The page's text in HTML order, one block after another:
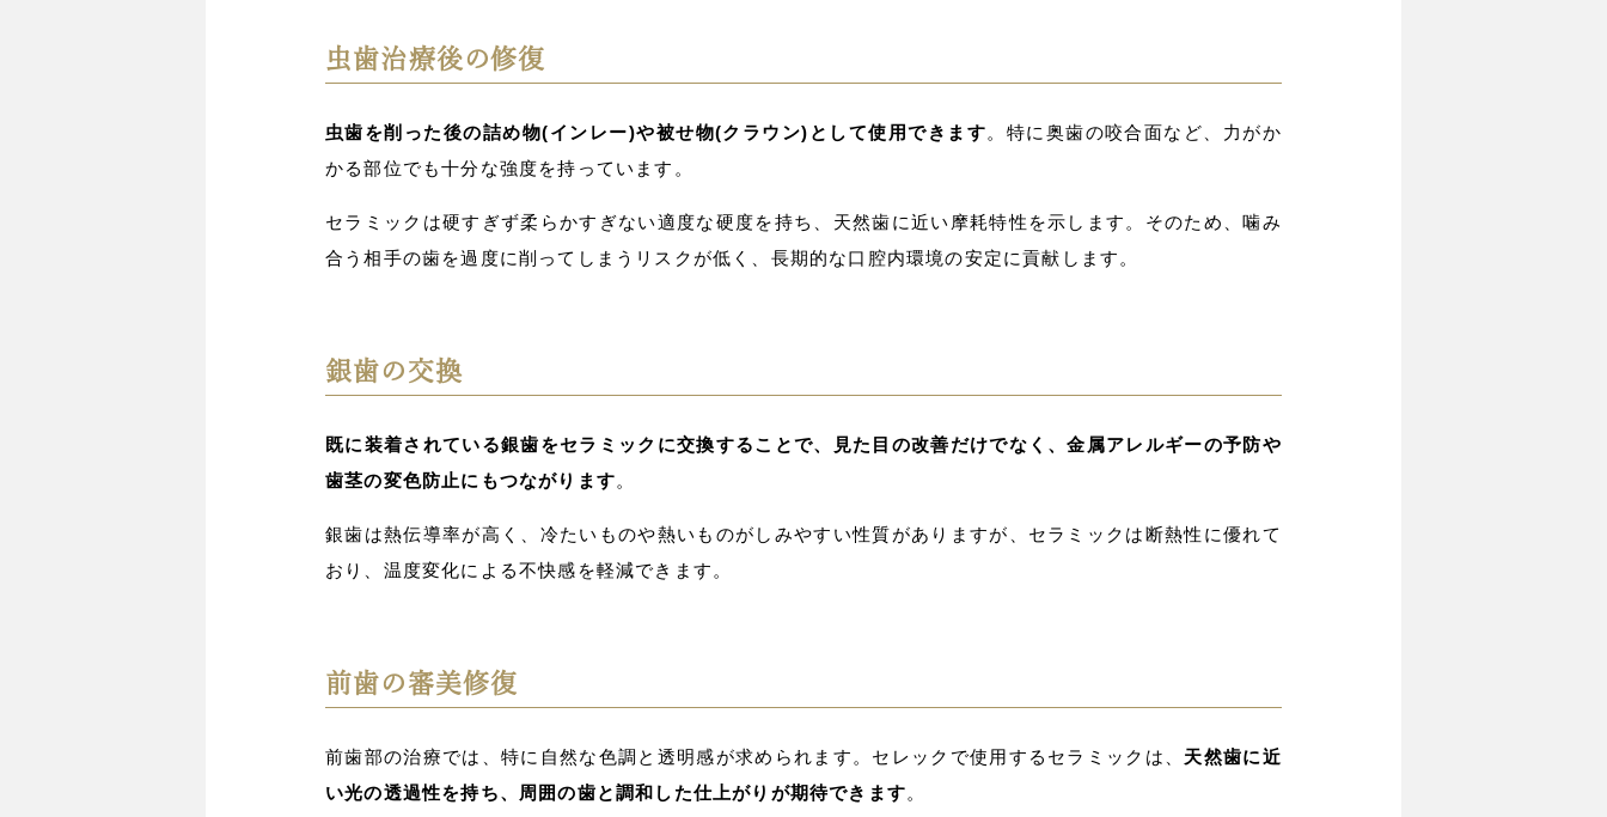
虫歯治療後の修復
虫歯を削った後の詰め物(インレー)や被せ物(クラウン)として使用できます。特に奥歯の咬合面など、力がか
かる部位でも十分な強度を持っています。
セラミックは硬すぎず柔らかすぎない適度な硬度を持ち、天然歯に近い摩耗特性を示します。そのため、噛み
合う相手の歯を過度に削ってしまうリスクが低く、長期的な口腔内環境の安定に貢献します。
銀歯の交換
既に装着されている銀歯をセラミックに交換することで、見た目の改善だけでなく、金属アレルギーの予防や
歯茎の変色防止にもつながります。
銀歯は熱伝導率が高く、冷たいものや熱いものがしみやすい性質がありますが、セラミックは断熱性に優れて
おり、温度変化による不快感を軽減できます。
前歯の審美修復
前歯部の治療では、特に自然な色調と透明感が求められます。セレックで使用するセラミックは、 天然歯に近
い光の透過性を持ち、周囲の歯と調和した仕上がりが期待できます。